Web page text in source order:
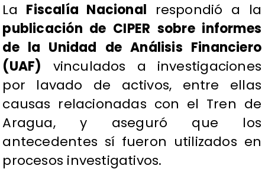
La Fiscalía Nacional respondió a la
publicación de CIPER sobre informes
de la Unidad de Análisis Financiero
(UAF) vinculados a investigaciones
por lavado de activos, entre ellas
causas relacionadas con el Tren de
Aragua, y aseguró que los
antecedentes sí fueron utilizados en
procesos investigativos.